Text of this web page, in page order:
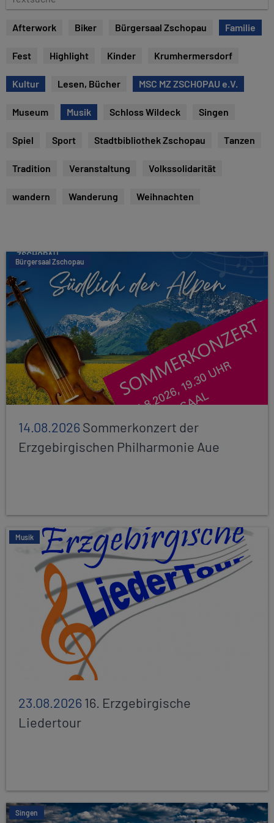
e
c
Afterwork Biker Bürgersaal Zschopau Familie
Fest Highlight Kinder Krumhermersdorf
Kultur Lesen, Bücher MSC MZ ZSCHOPAU e.V.
Museum Musik Schloss Wildeck Singen
Spiel Sport Stadtbibliothek Zschopau Tanzen
Tradition Veranstaltung Volkssolidarität
wandern Wanderung Weihnachten
Bürgersaal Zschopau
14.08.2026Sommerkonzert der
Erzgebirgischen Philharmonie Aue
Musik
23.08.202616. Erzgebirgische
Liedertour
Singen